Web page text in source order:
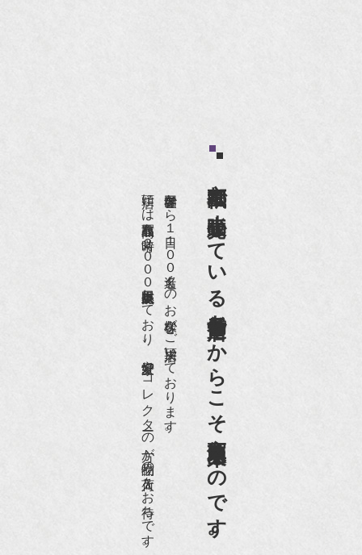
京都祇園で小売販売している
老舗骨董店だからこそ高価買取出来るのです。
世界各国から１日１００名近くのお客様がご来店頂いております。
店頭には買取商品を常時２０００点以上展示販売しており、
愛好家やコレクターの方が品物の入荷をお待ちです。